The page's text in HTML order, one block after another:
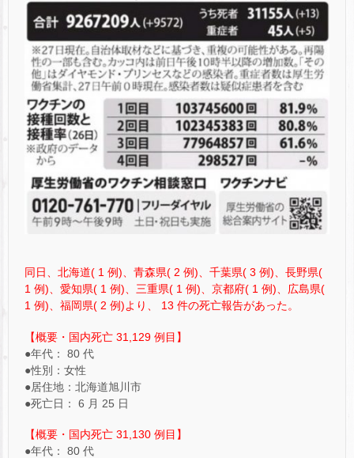
同日、北海道( 1 例)、青森県( 2 例)、千葉県( 3 例)、長野県(
1 例)、愛知県( 1 例)、三重県( 1 例)、京都府( 1 例)、広島県(
1 例)、福岡県( 2 例)より、 13 件の死亡報告があった。
【概要・国内死亡 31,129 例目】
●年代： 80 代
●性別：女性
●居住地：北海道旭川市
●死亡日： 6 月 25 日
【概要・国内死亡 31,130 例目】
●年代： 80 代